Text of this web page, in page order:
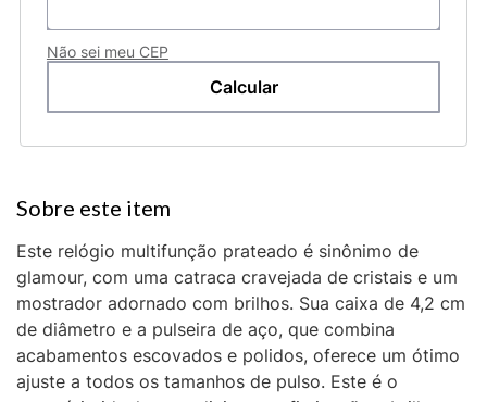
Não sei meu CEP
Este relógio multifunção prateado é sinônimo de
glamour, com uma catraca cravejada de cristais e um
mostrador adornado com brilhos. Sua caixa de 4,2 cm
de diâmetro e a pulseira de aço, que combina
acabamentos escovados e polidos, oferece um ótimo
ajuste a todos os tamanhos de pulso. Este é o